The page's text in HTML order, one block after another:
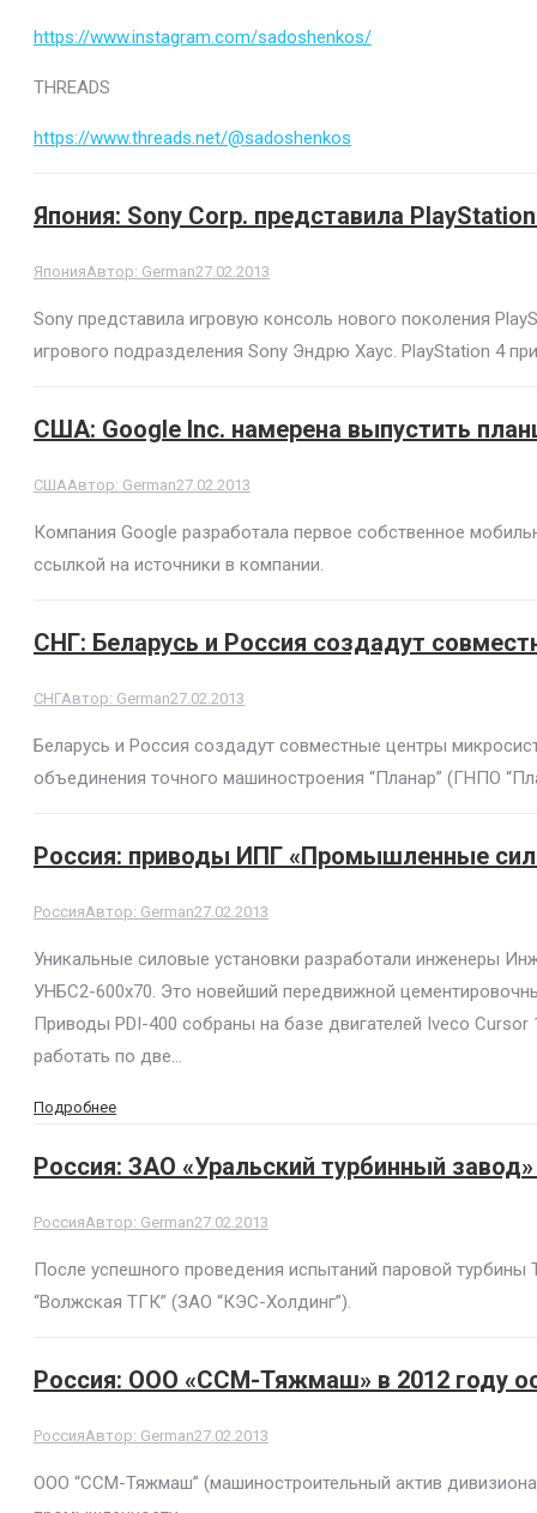
https://www.instagram.com/sadoshenkos/
THREADS
https://www.threads.net/@sadoshenkos
Япония: Sony Corp. представила
ЯпонияАвтор: German27.02.2013
Sony представила игровую консоль нового поколения
игрового подразделения Sony Эндрю Хаус. PlayStation 4
США: Google Inc. намерена выпустить
СШААвтор: German27.02.2013
Компания Google разработала первое собственное
ссылкой на источники в компании.
СНГ: Беларусь и Россия создадут
СНГАвтор: German27.02.2013
Беларусь и Россия создадут совместные центры
объединения точного машиностроения “Планар” (ГНПО
Россия: приводы ИПГ «Промышленные
РоссияАвтор: German27.02.2013
Уникальные силовые установки разработали инженеры
УНБС2-600х70. Это новейший передвижной
Приводы PDI-400 собраны на базе двигателей Iveco
работать по две…
Подробнее
Россия: ЗАО «Уральский турбинный
РоссияАвтор: German27.02.2013
После успешного проведения испытаний паровой
“Волжская ТГК” (ЗАО “КЭС-Холдинг”).
Россия: ООО «ССМ-Тяжмаш» в 2012 году
РоссияАвтор: German27.02.2013
ООО “ССМ-Тяжмаш” (машиностроительный актив дивизиона